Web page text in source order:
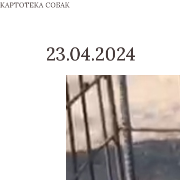
КАРТОТЕКА СОБАК
23.04.2024